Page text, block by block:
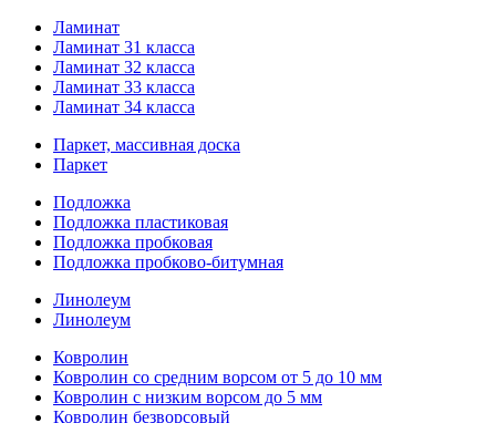
Ламинат
Ламинат 31 класса
Ламинат 32 класса
Ламинат 33 класса
Ламинат 34 класса
Паркет, массивная доска
Паркет
Подложка
Подложка пластиковая
Подложка пробковая
Подложка пробково-битумная
Линолеум
Линолеум
Ковролин
Ковролин со средним ворсом от 5 до 10 мм
Ковролин с низким ворсом до 5 мм
Ковролин безворсовый